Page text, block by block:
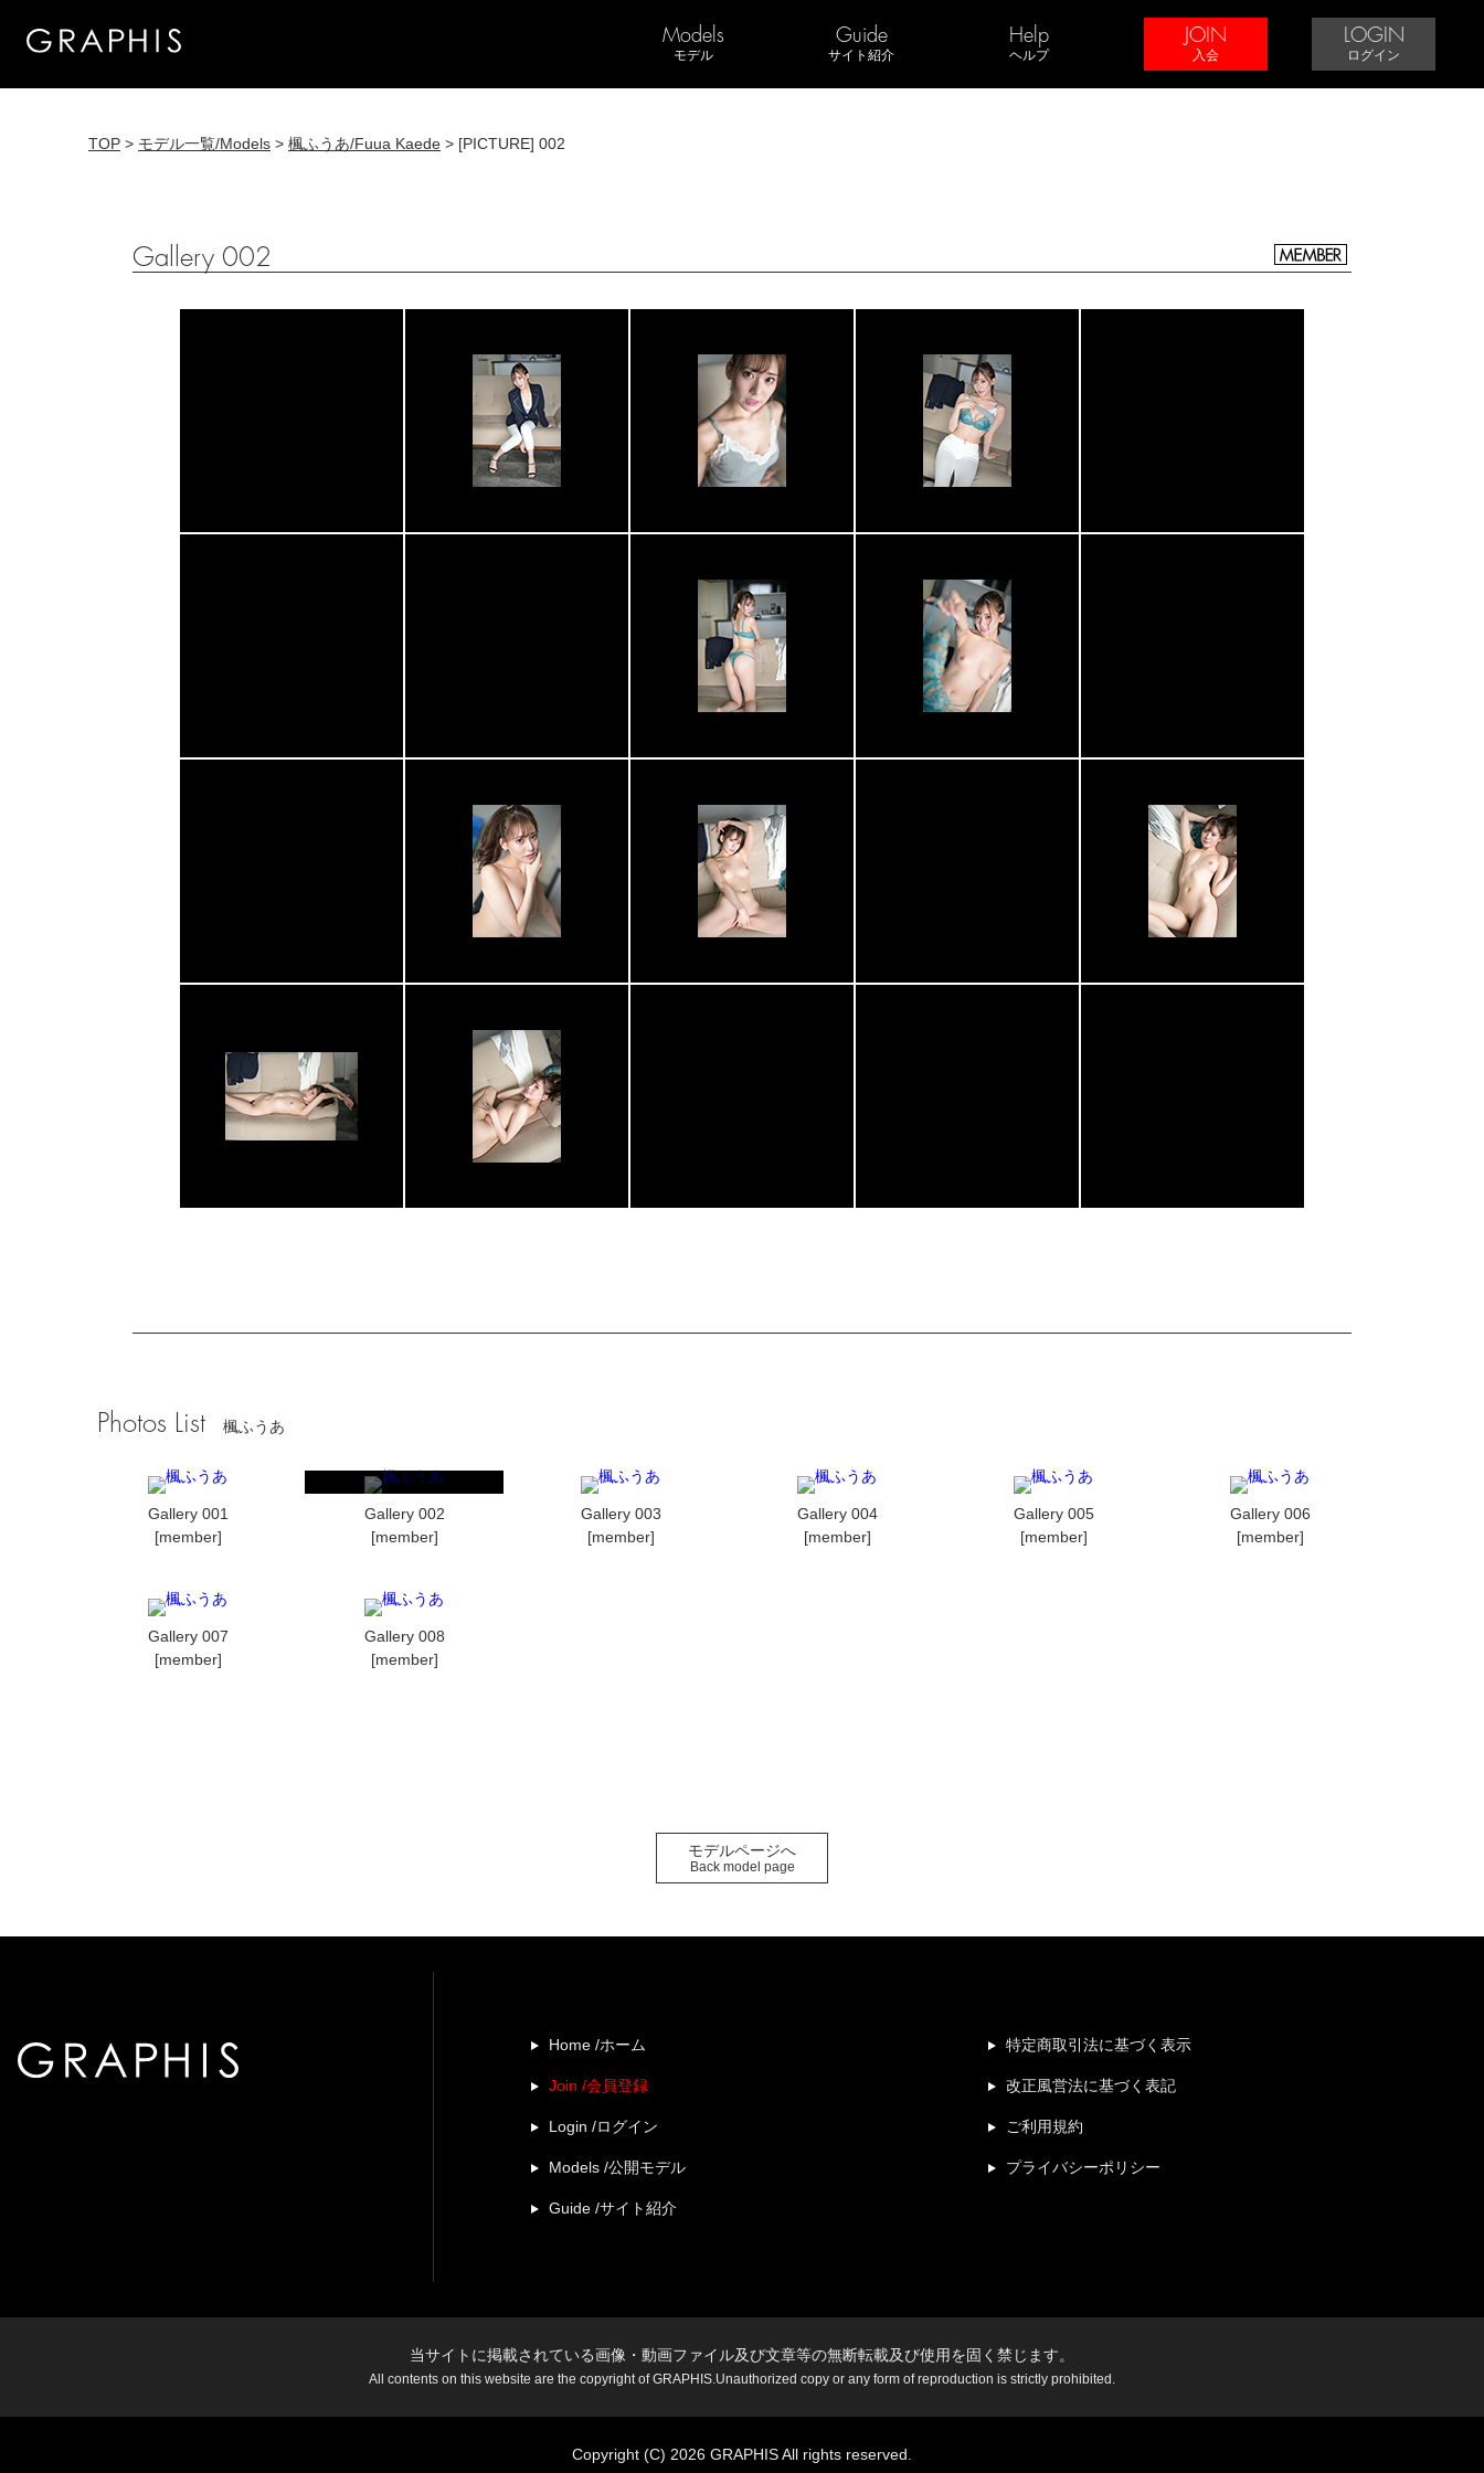
Models
モデル
Guide
サイト紹介
Help
ヘルプ
JOIN
入会
LOGIN
ログイン
TOP > モデル一覧/Models > 楓ふうあ/Fuua Kaede > [PICTURE] 002
Gallery 002
Photos List 楓ふうあ
Gallery 001
[member]
Gallery 002
[member]
Gallery 003
[member]
Gallery 004
[member]
Gallery 005
[member]
Gallery 006
[member]
Gallery 007
[member]
Gallery 008
[member]
モデルページへ
Back model page
Home /ホーム
Join /会員登録
Login /ログイン
Models /公開モデル
Guide /サイト紹介
特定商取引法に基づく表示
改正風営法に基づく表記
ご利用規約
プライバシーポリシー
当サイトに掲載されている画像・動画ファイル及び文章等の無断転載及び使用を固く禁じます。
All contents on this website are the copyright of GRAPHIS.Unauthorized copy or any form of reproduction is strictly prohibited.
Copyright (C) 2026 GRAPHIS All rights reserved.